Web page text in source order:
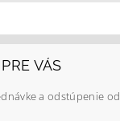
VÁS
a odstúpenie od